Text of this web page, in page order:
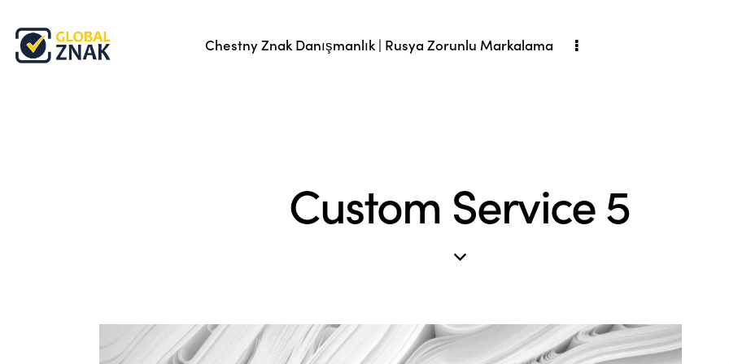
Chestny Znak Danışmanlık | Rusya Zorunlu Markalama
Custom Service 5